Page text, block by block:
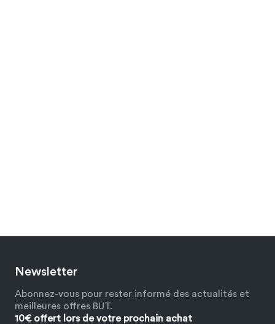
Newsletter
Abonnez-vous pour rester informé des actualités et
meilleures offres BUT.
10€ offert lors de votre prochain achat